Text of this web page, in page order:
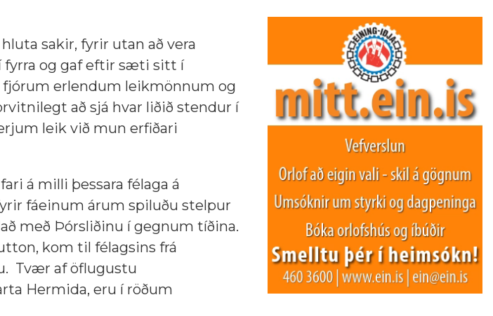
sakir, fyrir utan að vera
fyrra og gaf eftir sæti sitt í
fjórum erlendum leikmönnum og
að sjá hvar liðið stendur í
leik við mun erfiðari
á milli þessara félaga á
fáeinum árum spiluðu stelpur
með Þórsliðinu í gegnum tíðina.
kom til félagsins frá
Tvær af öflugustu
Hermida, eru í röðum